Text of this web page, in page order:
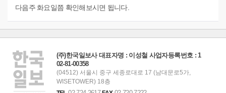
다음주 화요일쯤 확인해보시면 됩니다.
(주)한국일보사 대표자명 : 이성철 사업자등록번호 : 1
02-81-00358
(04512) 서울시 중구 세종로대로 17 (남대문로5가,
WISETOWER) 18층